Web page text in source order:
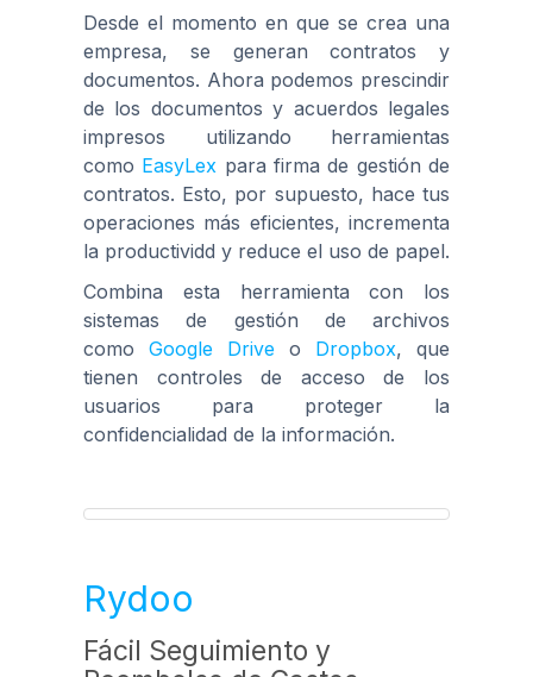
Desde el momento en que se crea una
empresa, se generan contratos y
documentos. Ahora podemos prescindir
de los documentos y acuerdos legales
impresos utilizando herramientas
como EasyLex para firma de gestión de
contratos. Esto, por supuesto, hace tus
operaciones más eficientes, incrementa
la productividd y reduce el uso de papel.
Combina esta herramienta con los
sistemas de gestión de archivos
como Google Drive o Dropbox, que
tienen controles de acceso de los
usuarios para proteger la
confidencialidad de la información.
Rydoo
Fácil Seguimiento y